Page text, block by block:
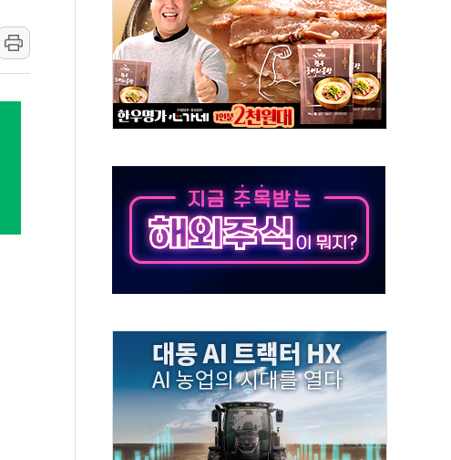
당 최대 50㎜ 폭우…강원 동해안 강한 비 이어져
…60대 환경미화원 수거차에 치여 사망
흉기 난동…60대 남성 2명 숨져
손해 보는 일 없게"…'결혼 페널티' 22개 과제 손본다
서 모터보트 전복…1명 사망·1명 실종
루질 중 실종 60대 나흘만에 숨진 채 발견
니 흉기 살해 10대 아들 체포
뻔' 받아친 정청래…제주 연설서 신경전 고조
검토 지시…與 "적극 환영"·野 "졸속 국정"